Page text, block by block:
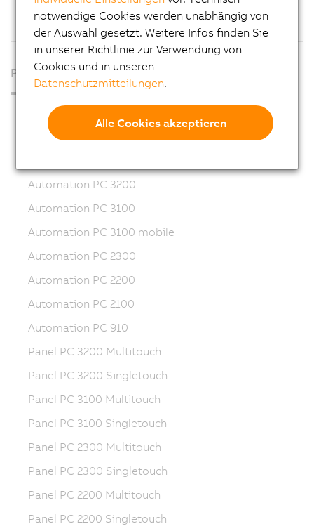
Panel PC 1200 Anwenderhandbuch
Produkte
Industrie PCs
Automation PC 50A
Automation PC 3200
Automation PC 3100
Automation PC 3100 mobile
Automation PC 2300
Automation PC 2200
Automation PC 2100
Automation PC 910
Panel PC 3200 Multitouch
Panel PC 3200 Singletouch
Panel PC 3100 Multitouch
Panel PC 3100 Singletouch
Panel PC 2300 Multitouch
Panel PC 2300 Singletouch
Panel PC 2200 Multitouch
Panel PC 2200 Singletouch
notwendige Cookies werden unabhängig von
der Auswahl gesetzt. Weitere Infos finden Sie
in unserer Richtlinie zur Verwendung von
Cookies und in unseren
Datenschutzmitteilungen.
Alle Cookies akzeptieren